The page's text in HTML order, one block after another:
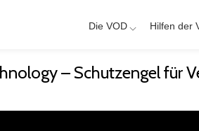
Die VOD Hilfen der
– Schutzengel für